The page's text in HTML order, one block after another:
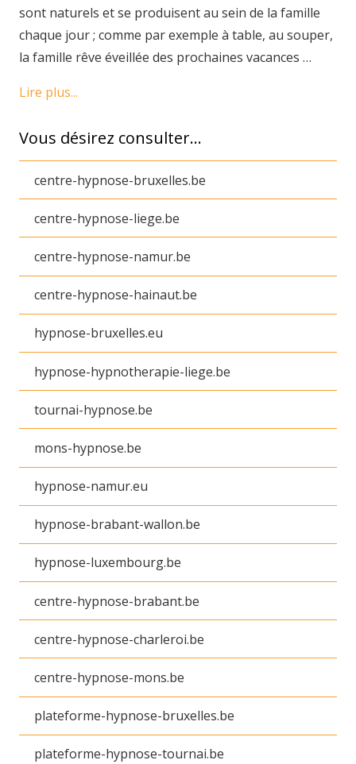
sont naturels et se produisent au sein de la famille
chaque jour ; comme par exemple à table, au souper,
la famille rêve éveillée des prochaines vacances …
Lire plus...
Vous désirez consulter…
centre-hypnose-bruxelles.be
centre-hypnose-liege.be
centre-hypnose-namur.be
centre-hypnose-hainaut.be
hypnose-bruxelles.eu
hypnose-hypnotherapie-liege.be
tournai-hypnose.be
mons-hypnose.be
hypnose-namur.eu
hypnose-brabant-wallon.be
hypnose-luxembourg.be
centre-hypnose-brabant.be
centre-hypnose-charleroi.be
centre-hypnose-mons.be
plateforme-hypnose-bruxelles.be
plateforme-hypnose-tournai.be